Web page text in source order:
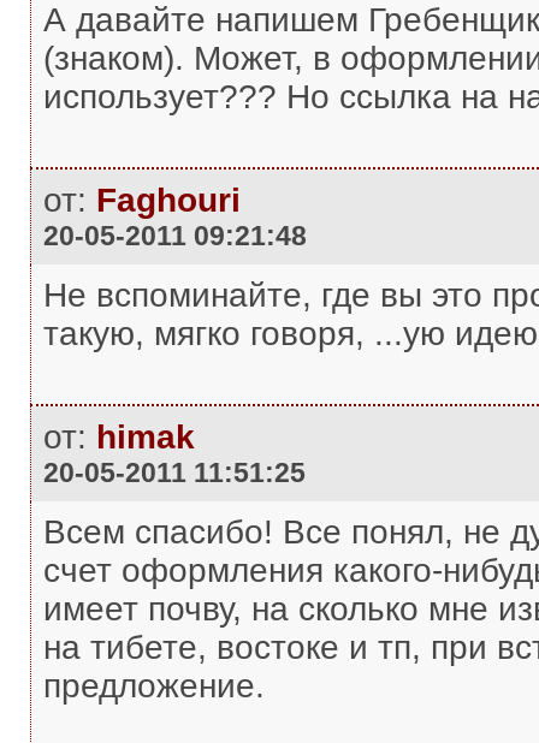
А давайте напишем
(знаком). Может, в
использует??? Но ссылка на
от: Faghouri
20-05-2011 09:21:48
Не вспоминайте, где вы это
такую, мягко говоря, ...ую
от: himak
20-05-2011 11:51:25
Всем спасибо! Все понял, не
счет оформления какого-
имеет почву, на сколько мне
на тибете, востоке и тп, при
предложение.